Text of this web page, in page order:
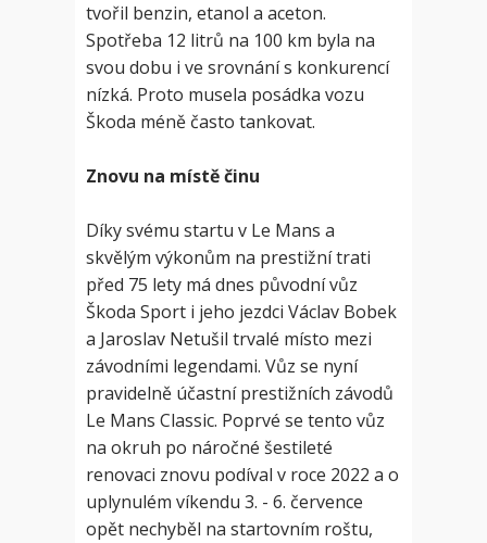
tvořil benzin, etanol a aceton.
Spotřeba 12 litrů na 100 km byla na
svou dobu i ve srovnání s konkurencí
nízká. Proto musela posádka vozu
Škoda méně často tankovat.
Znovu na místě činu
Díky svému startu v Le Mans a
skvělým výkonům na prestižní trati
před 75 lety má dnes původní vůz
Škoda Sport i jeho jezdci Václav Bobek
a Jaroslav Netušil trvalé místo mezi
závodními legendami. Vůz se nyní
pravidelně účastní prestižních závodů
Le Mans Classic. Poprvé se tento vůz
na okruh po náročné šestileté
renovaci znovu podíval v roce 2022 a o
uplynulém víkendu 3. - 6. července
opět nechyběl na startovním roštu,